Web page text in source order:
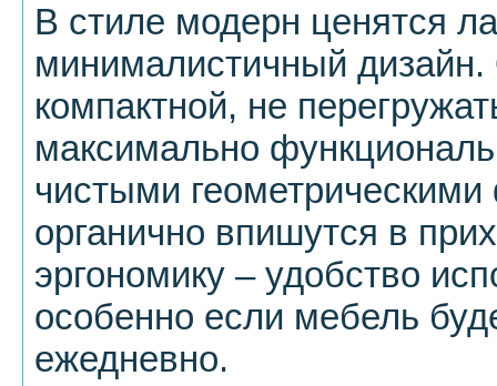
В стиле модерн ценятся
минималистичный
компактной, не
максимально
чистыми
органично впишутся в
эргономику – удобство
особенно если мебель
ежедневно.